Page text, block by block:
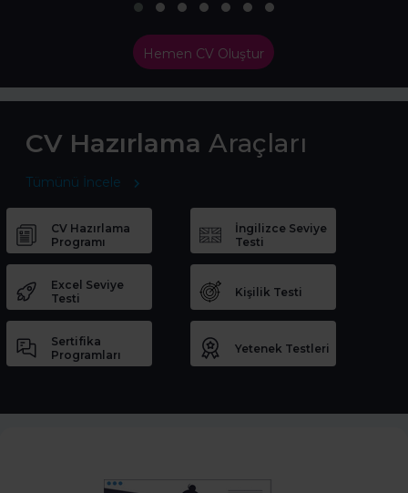
Hemen CV Oluştur
CV Hazırlama Araçları
Tümünü İncele
CV Hazırlama
Programı
İngilizce Seviye
Testi
Excel Seviye
Testi
Kişilik Testi
Sertifika
Programları
Yetenek Testleri